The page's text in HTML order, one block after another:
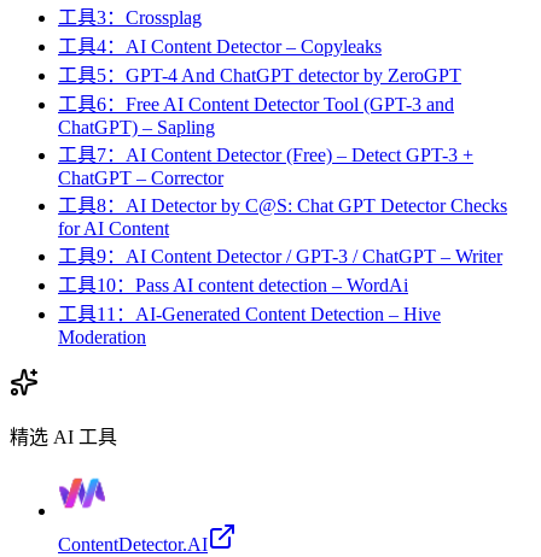
工具3：Crossplag
工具4：AI Content Detector – Copyleaks
工具5：GPT-4 And ChatGPT detector by ZeroGPT
工具6：Free AI Content Detector Tool (GPT-3 and
ChatGPT) – Sapling
工具7：AI Content Detector (Free) – Detect GPT-3 +
ChatGPT – Corrector
工具8：AI Detector by C@S: Chat GPT Detector Checks
for AI Content
工具9：AI Content Detector / GPT-3 / ChatGPT – Writer
工具10：Pass AI content detection – WordAi
工具11：AI-Generated Content Detection – Hive
Moderation
精选 AI 工具
ContentDetector.AI